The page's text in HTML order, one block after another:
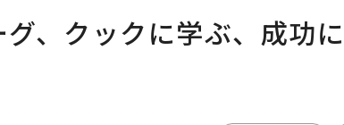
、クックに学ぶ、成功